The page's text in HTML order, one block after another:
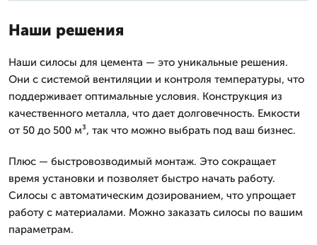
Наши решения
Наши силосы для цемента — это уникальные решения.
Они с системой вентиляции и контроля температуры, что
поддерживает оптимальные условия. Конструкция из
качественного металла, что дает долговечность. Емкости
от 50 до 500 м³, так что можно выбрать под ваш бизнес.
Плюс — быстровозводимый монтаж. Это сокращает
время установки и позволяет быстро начать работу.
Силосы с автоматическим дозированием, что упрощает
работу с материалами. Можно заказать силосы по вашим
параметрам.